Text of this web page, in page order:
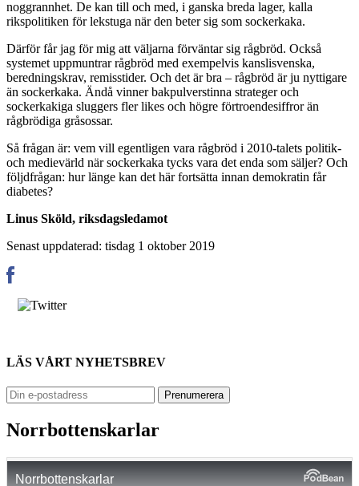
noggrannhet. De kan till och med, i ganska breda lager, kalla
rikspolitiken för lekstuga när den beter sig som sockerkaka.
Därför får jag för mig att väljarna förväntar sig rågbröd. Också
systemet uppmuntrar rågbröd med exempelvis kanslisvenska,
beredningskrav, remisstider. Och det är bra – rågbröd är ju nyttigare
än sockerkaka. Ändå vinner bakpulverstinna strateger och
sockerkakiga sluggers fler likes och högre förtroendesiffror än
rågbrödiga gråsossar.
Så frågan är: vem vill egentligen vara rågbröd i 2010-talets politik-
och medievärld när sockerkaka tycks vara det enda som säljer? Och
följdfrågan: hur länge kan det här fortsätta innan demokratin får
diabetes?
Linus Sköld, riksdagsledamot
Senast uppdaterad: tisdag 1 oktober 2019
LÄS VÅRT NYHETSBREV
Norrbottenskarlar